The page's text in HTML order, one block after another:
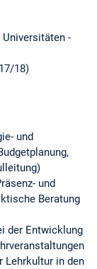
-
18)
und
und
Beratung
der Entwicklung
Lehrkultur in den